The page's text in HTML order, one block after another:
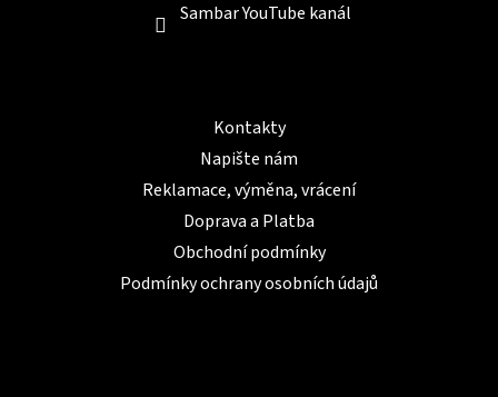
Sambar YouTube kanál
Kontakty
Napište nám
Reklamace, výměna, vrácení
Doprava a Platba
Obchodní podmínky
Podmínky ochrany osobních údajů